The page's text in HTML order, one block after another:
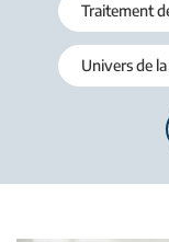
Traitement
Univers de